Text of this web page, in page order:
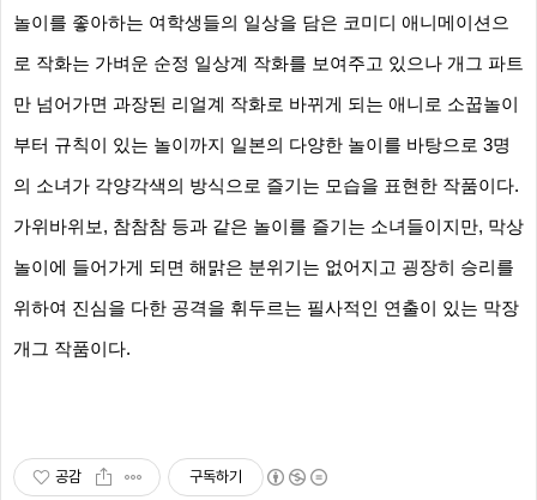
놀이를 좋아하는 여학생들의 일상을 담은 코미디 애니메이션으
로 작화는 가벼운 순정 일상계 작화를 보여주고 있으나 개그 파트
만 넘어가면 과장된 리얼계 작화로 바뀌게 되는 애니로 소꿉놀이
부터 규칙이 있는 놀이까지 일본의 다양한 놀이를 바탕으로 3명
의 소녀가 각양각색의 방식으로 즐기는 모습을 표현한 작품이다.
가위바위보, 참참참 등과 같은 놀이를 즐기는 소녀들이지만, 막상
놀이에 들어가게 되면 해맑은 분위기는 없어지고 굉장히 승리를
위하여 진심을 다한 공격을 휘두르는 필사적인 연출이 있는 막장
개그 작품이다.
공감 구독하기